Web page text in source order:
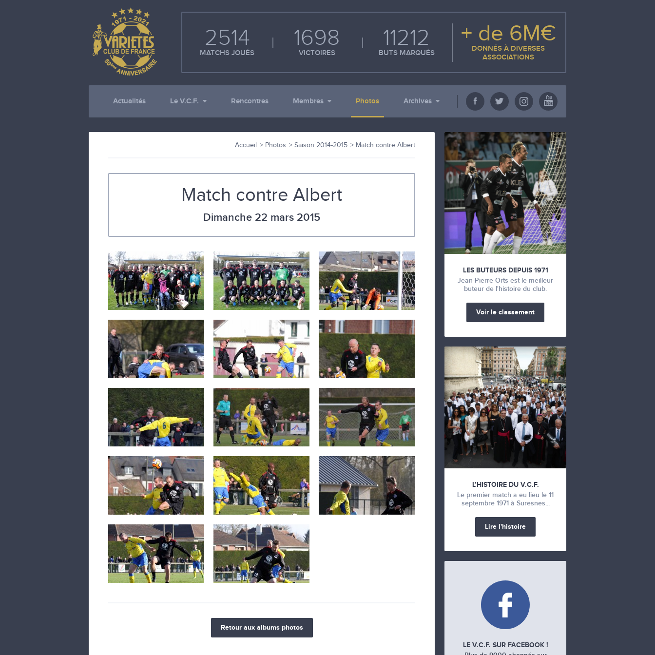
2514
MATCHS JOUÉS
1698
VICTOIRES
11212
BUTS MARQUÉS
+ de 6M€
DONNÉS À DIVERSES
ASSOCIATIONS
Actualités Le V.C.F. Rencontres Membres Photos Archives
Accueil Photos Saison 2014-2015 Match contre Albert
Match contre Albert
Dimanche 22 mars 2015
Retour aux albums photos
LES BUTEURS DEPUIS 1971
Jean-Pierre Orts est le meilleur
buteur de l'histoire du club.
Voir le classement
L’HISTOIRE DU V.C.F.
Le premier match a eu lieu le 11
septembre 1971 à Suresnes...
Lire l'histoire
LE V.C.F. SUR FACEBOOK !